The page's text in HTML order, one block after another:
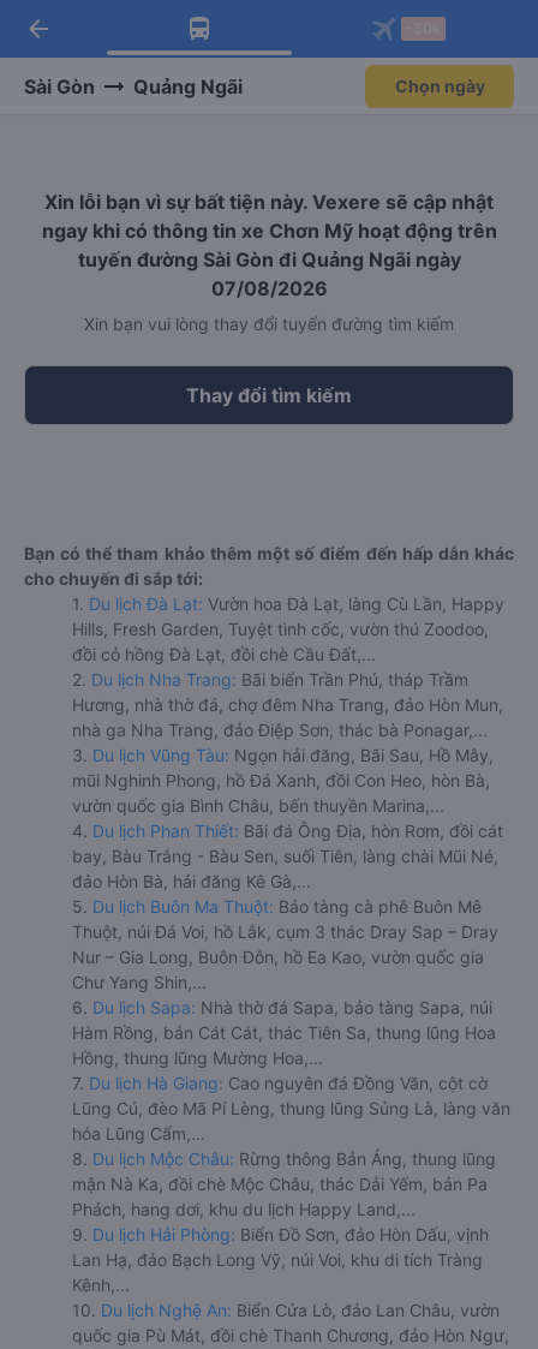
Tải app Vexere ngay!
Nhận ưu đãi thành viên độc
Mở app
Tải app Vexere
-30k/ghế khi đặt vé máy bay qua
Mở app
arrow_back
Sài Gòn Quảng Ngãi Chọn ngày
Xin lỗi bạn vì sự bất tiện này. Vexere sẽ cập nhật
ngay khi có thông tin xe Chơn Mỹ hoạt động trên
tuyến đường Sài Gòn đi Quảng Ngãi ngày
07/08/2026
Xin bạn vui lòng thay đổi tuyến đường tìm kiếm
Thay đổi tìm kiếm
Bạn có thể tham khảo thêm một số điểm đến hấp dẫn khác
cho chuyến đi sắp tới:
1. Du lịch Đà Lạt: Vườn hoa Đà Lạt, làng Cù Lần, Happy
Hills, Fresh Garden, Tuyệt tình cốc, vườn thú Zoodoo,
đồi cỏ hồng Đà Lạt, đồi chè Cầu Đất,...
2. Du lịch Nha Trang: Bãi biển Trần Phú, tháp Trầm
Hương, nhà thờ đá, chợ đêm Nha Trang, đảo Hòn Mun,
nhà ga Nha Trang, đảo Điệp Sơn, thác bà Ponagar,...
3. Du lịch Vũng Tàu: Ngọn hải đăng, Bãi Sau, Hồ Mây,
mũi Nghinh Phong, hồ Đá Xanh, đồi Con Heo, hòn Bà,
vườn quốc gia Bình Châu, bến thuyền Marina,...
4. Du lịch Phan Thiết: Bãi đá Ông Địa, hòn Rơm, đồi cát
bay, Bàu Trắng - Bàu Sen, suối Tiên, làng chài Mũi Né,
đảo Hòn Bà, hải đăng Kê Gà,...
5. Du lịch Buôn Ma Thuột: Bảo tàng cà phê Buôn Mê
Thuột, núi Đá Voi, hồ Lắk, cụm 3 thác Dray Sap – Dray
Nur – Gia Long, Buôn Đôn, hồ Ea Kao, vườn quốc gia
Chư Yang Shin,...
6. Du lịch Sapa: Nhà thờ đá Sapa, bảo tàng Sapa, núi
Hàm Rồng, bản Cát Cát, thác Tiên Sa, thung lũng Hoa
Hồng, thung lũng Mường Hoa,...
7. Du lịch Hà Giang: Cao nguyên đá Đồng Văn, cột cờ
Lũng Cú, đèo Mã Pí Lèng, thung lũng Sủng Là, làng văn
hóa Lũng Cẩm,...
8. Du lịch Mộc Châu: Rừng thông Bản Áng, thung lũng
mận Nà Ka, đồi chè Mộc Châu, thác Dải Yếm, bản Pa
Phách, hang dơi, khu du lịch Happy Land,...
9. Du lịch Hải Phòng: Biển Đồ Sơn, đảo Hòn Dấu, vịnh
Lan Hạ, đảo Bạch Long Vỹ, núi Voi, khu di tích Tràng
Kênh,...
10. Du lịch Nghệ An: Biển Cửa Lò, đảo Lan Châu, vườn
quốc gia Pù Mát, đồi chè Thanh Chương, đảo Hòn Ngư,